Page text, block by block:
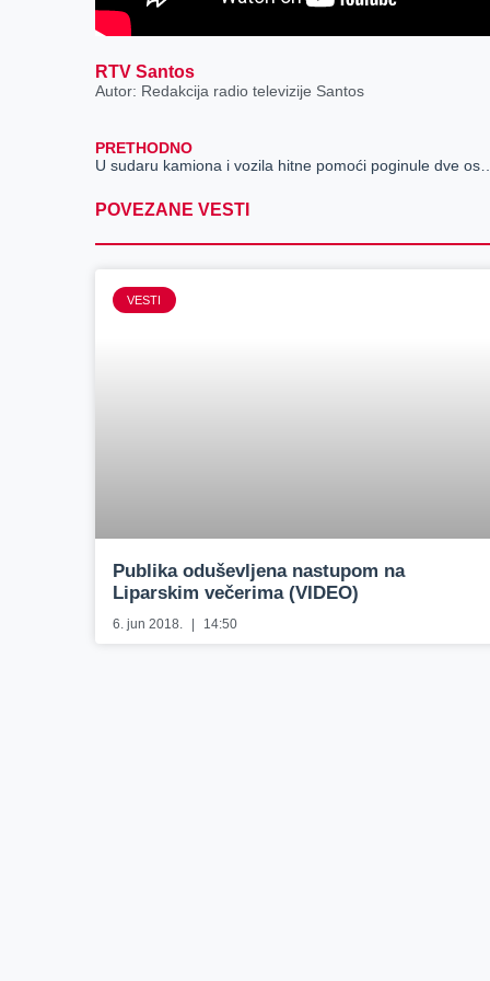
RTV Santos
Autor: Redakcija radio televizije Santos
PRETHODNO
POVEZANE VESTI
VESTI
Publika oduševljena nastupom na
Liparskim večerima (VIDEO)
6. jun 2018. 14:50